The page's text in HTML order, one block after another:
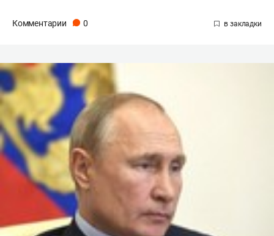
Комментарии 0